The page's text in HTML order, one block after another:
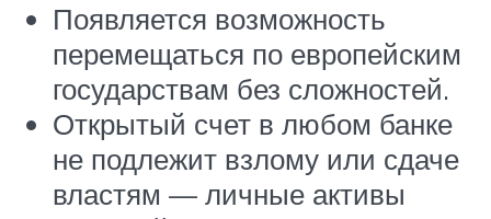
Появляется возможность
перемещаться по европейским
государствам без сложностей.
Открытый счет в любом банке
не подлежит взлому или сдаче
властям — личные активы